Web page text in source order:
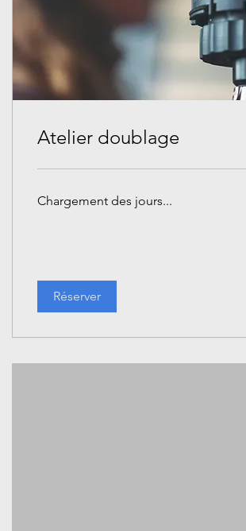
Atelier doublage
Chargement des jours...
Réserver